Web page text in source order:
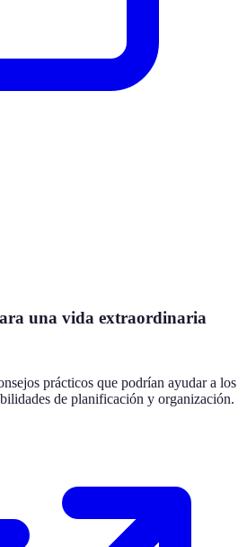
una vida extraordinaria
prácticos que podrían ayudar a los
de planificación y organización.